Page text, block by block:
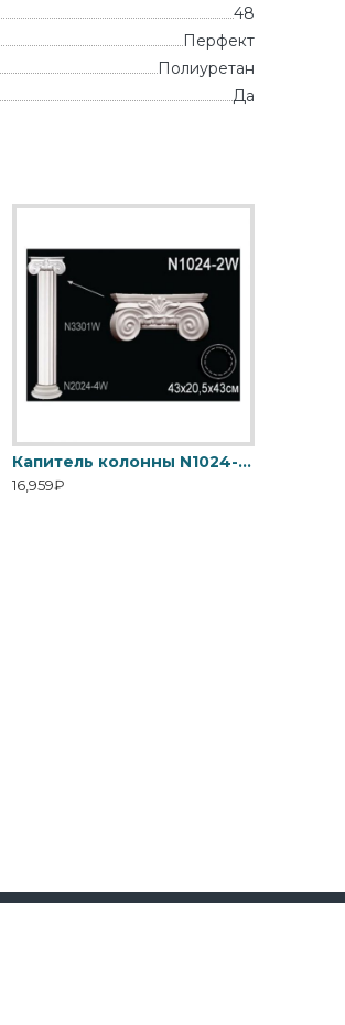
48
Перфект
Полиуретан
Да
Капитель колонны N1024-2W Перфект
16,959₽